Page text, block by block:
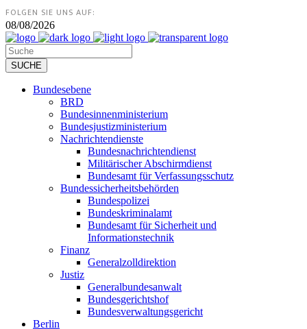
FOLGEN SIE UNS AUF:
08/08/2026
Bundesebene
BRD
Bundesinnenministerium
Bundesjustizministerium
Nachrichtendienste
Bundesnachrichtendienst
Militärischer Abschirmdienst
Bundesamt für Verfassungsschutz
Bundessicherheitsbehörden
Bundespolizei
Bundeskriminalamt
Bundesamt für Sicherheit und
Informationstechnik
Finanz
Generalzolldirektion
Justiz
Generalbundesanwalt
Bundesgerichtshof
Bundesverwaltungsgericht
Berlin